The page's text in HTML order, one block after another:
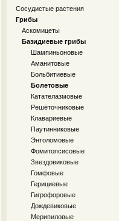
Сосудистые растения
Грибы
Аскомицеты
Базидиевые грибы
Шампиньоновые
Аманитовые
Больбитиевые
Болетовые
Катателазмовые
Решёточниковые
Клавариевые
Паутинниковые
Энтоломовые
Фомитопсисовые
Звездовиковые
Гомфовые
Герициевые
Гигрофоровые
Дождевиковые
Мерипиловые